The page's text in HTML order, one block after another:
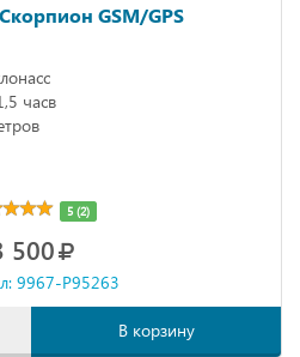
GSM/GPS
часв
5 (2)
500
9967-P95263
В корзину